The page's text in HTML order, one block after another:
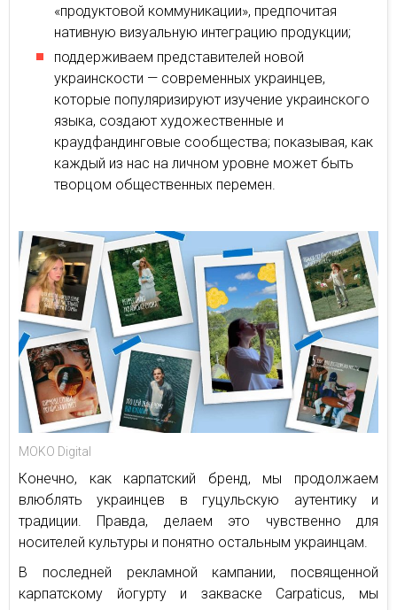
«продуктовой коммуникации», предпочитая
нативную визуальную интеграцию продукции;
поддерживаем представителей новой
украинскости — современных украинцев,
которые популяризируют изучение украинского
языка, создают художественные и
краудфандинговые сообщества; показывая, как
каждый из нас на личном уровне может быть
творцом общественных перемен.
MOKO Digital
Конечно, как карпатский бренд, мы продолжаем
влюблять украинцев в гуцульскую аутентику и
традиции. Правда, делаем это чувственно для
носителей культуры и понятно остальным украинцам.
В последней рекламной кампании, посвященной
карпатскому йогурту и закваске Carpaticus, мы